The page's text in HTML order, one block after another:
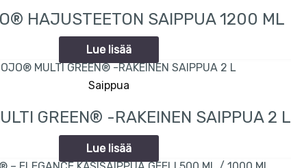
HAJUSTEETON SAIPPUA 1200 ML
Lue lisää
Saippua
GREEN® -RAKEINEN SAIPPUA 2 L
Lue lisää